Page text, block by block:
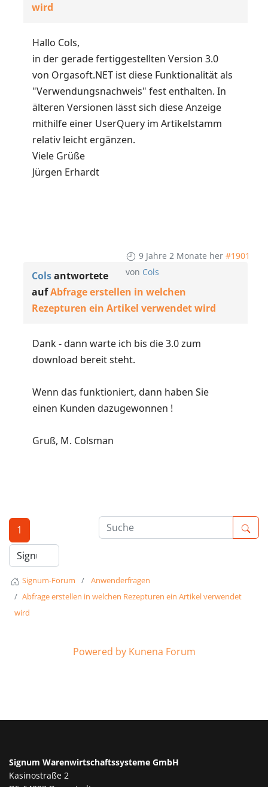
wird
Hallo Cols,
in der gerade fertiggestellten Version 3.0
von Orgasoft.NET ist diese Funktionalität als
"Verwendungsnachweis" fest enthalten. In
älteren Versionen lässt sich diese Anzeige
mithilfe einer UserQuery im Artikelstamm
relativ leicht ergänzen.
Viele Grüße
Jürgen Erhardt
9 Jahre 2 Monate her #1901
von Cols
Colsantwortete
aufAbfrage erstellen in welchen
Rezepturen ein Artikel verwendet wird
Dank - dann warte ich bis die 3.0 zum
download bereit steht.
Wenn das funktioniert, dann haben Sie
einen Kunden dazugewonnen !
Gruß, M. Colsman
1
Signum-Forum
Anwenderfragen
Abfrage erstellen in welchen Rezepturen ein Artikel verwendet
wird
Powered by Kunena Forum
Signum Warenwirtschaftssysteme GmbH
Kasinostraße 2